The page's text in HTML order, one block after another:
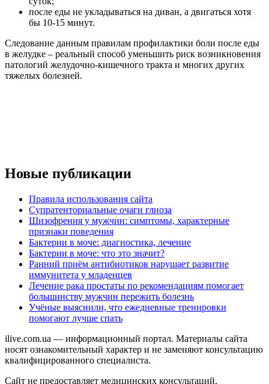
после еды не укладываться на диван, а двигаться хотя
бы 10-15 минут.
Следование данным правилам профилактики боли после еды
в желудке – реальный способ уменьшить риск возникновения
патологий желудочно-кишечного тракта и многих других
тяжелых болезней.
Новые публикации
Правила использования сайта
Супратенториальные очаги глиоза
Шизофрения у мужчин: симптомы, характерные
признаки поведения
Бактерии в моче: диагностика, лечение
Бактерии в моче: что это значит?
Ранний приём антибиотиков нарушает развитие
иммунитета у младенцев
Лечение рака простаты по рекомендациям помогает
большинству мужчин пережить болезнь
Учёные выяснили, что ежедневные тренировки
помогают лучше спать
ilive.com.ua — информационный портал. Материалы сайта
носят ознакомительный характер и не заменяют консультацию
квалифицированного специалиста.
Сайт не предоставляет медицинских консультаций,